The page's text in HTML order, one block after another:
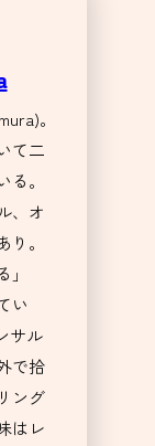
。
て二
。
、オ
。
い
サル
で拾
ング
はレ